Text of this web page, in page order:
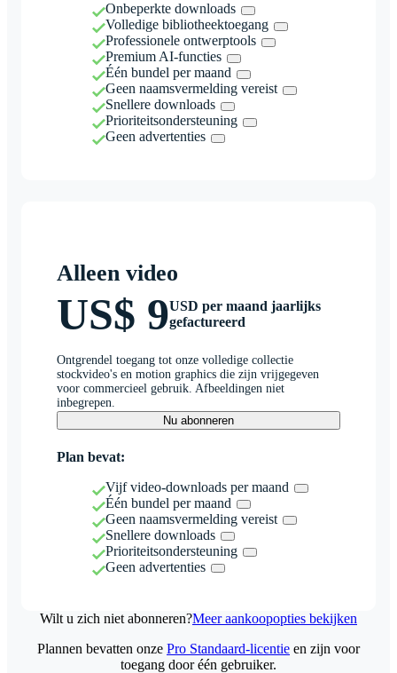
Onbeperkte downloads
Volledige bibliotheektoegang
Professionele ontwerptools
Premium AI-functies
Één bundel per maand
Geen naamsvermelding vereist
Snellere downloads
Prioriteitsondersteuning
Geen advertenties
Alleen video
US$ 9USD per maand jaarlijks
gefactureerd
Ontgrendel toegang tot onze volledige collectie
stockvideo's en motion graphics die zijn vrijgegeven
voor commercieel gebruik. Afbeeldingen niet
inbegrepen.
Nu abonneren
Plan bevat:
Vijf video-downloads per maand
Één bundel per maand
Geen naamsvermelding vereist
Snellere downloads
Prioriteitsondersteuning
Geen advertenties
Wilt u zich niet abonneren?Meer aankoopopties bekijken
Plannen bevatten onze Pro Standaard-licentie en zijn voor
toegang door één gebruiker.